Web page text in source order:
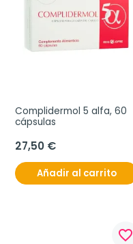
Complidermol 5 alfa, 60
cápsulas
27,50 €
Añadir al carrito
favorite_border